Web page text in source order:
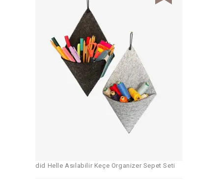
did Helle Asılabilir Keçe Organizer Sepet Seti